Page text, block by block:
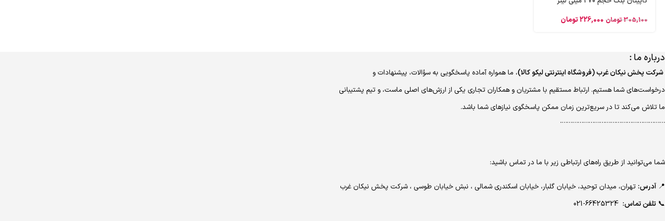
305,100تومان 226,000تومان
درباره ما :
شرکت پخش نیکان غرب (فروشگاه اینترنتی لیکو کالا)، ما همواره آماده پاسخگویی به سؤالات، پیشنهادات و
درخواست‌های شما هستیم. ارتباط مستقیم با مشتریان و همکاران تجاری یکی از ارزش‌های اصلی ماست، و تیم پشتیبانی
ما تلاش می‌کند تا در سریع‌ترین زمان ممکن پاسخگوی نیازهای شما باشد.
………………………………………………….
شما می‌توانید از طریق راه‌های ارتباطی زیر با ما در تماس باشید:
📍 آدرس: تهران، میدان توحید، خیابان گلبار، خیابان اسکندری شمالی ، نبش خیابان طوسی ، شرکت پخش نیکان غرب
📞 تلفن تماس: